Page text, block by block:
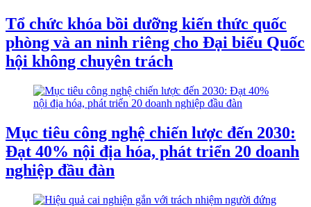
Tổ chức khóa bồi dưỡng kiến thức quốc
phòng và an ninh riêng cho Đại biểu Quốc
hội không chuyên trách
Mục tiêu công nghệ chiến lược đến 2030:
Đạt 40% nội địa hóa, phát triển 20 doanh
nghiệp đầu đàn